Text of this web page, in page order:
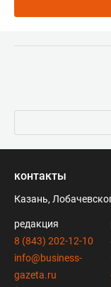
контакты
Казань,
редакция
8 (843) 202-12-10
info@business-
gazeta.ru